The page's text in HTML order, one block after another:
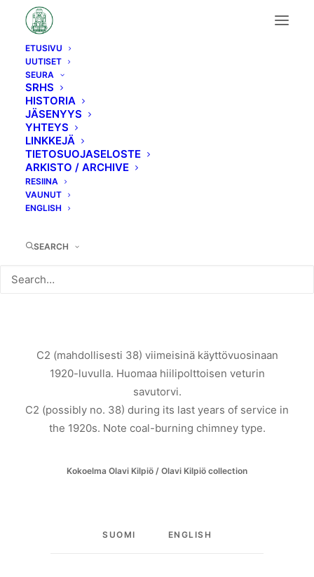
ETUSIVU
UUTISET
SEURA
SRHS
HISTORIA
JÄSENYYS
YHTEYS
LINKKEJÄ
TIETOSUOJASELOSTE
ARKISTO / ARCHIVE
RESIINA
VAUNUT
ENGLISH
SEARCH
C2 (mahdollisesti 38) viimeisinä käyttövuosinaan
1920-luvulla. Huomaa hiilipolttoisen veturin
savutorvi.
C2 (possibly no. 38) during its last years of service in
the 1920s. Note coal-burning chimney type.
Kokoelma Olavi Kilpiö / Olavi Kilpiö collection
SUOMI ENGLISH